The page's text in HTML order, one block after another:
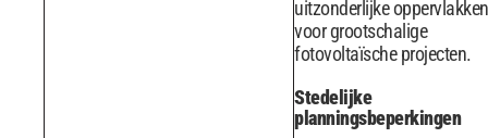
uitzonderlijke oppervlakken
voor grootschalige
fotovoltaïsche projecten.
Stedelijke
planningsbeperkingen